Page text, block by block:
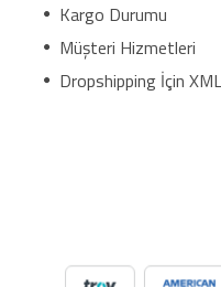
Kargo Durumu
Müşteri Hizmetleri
Dropshipping İçin